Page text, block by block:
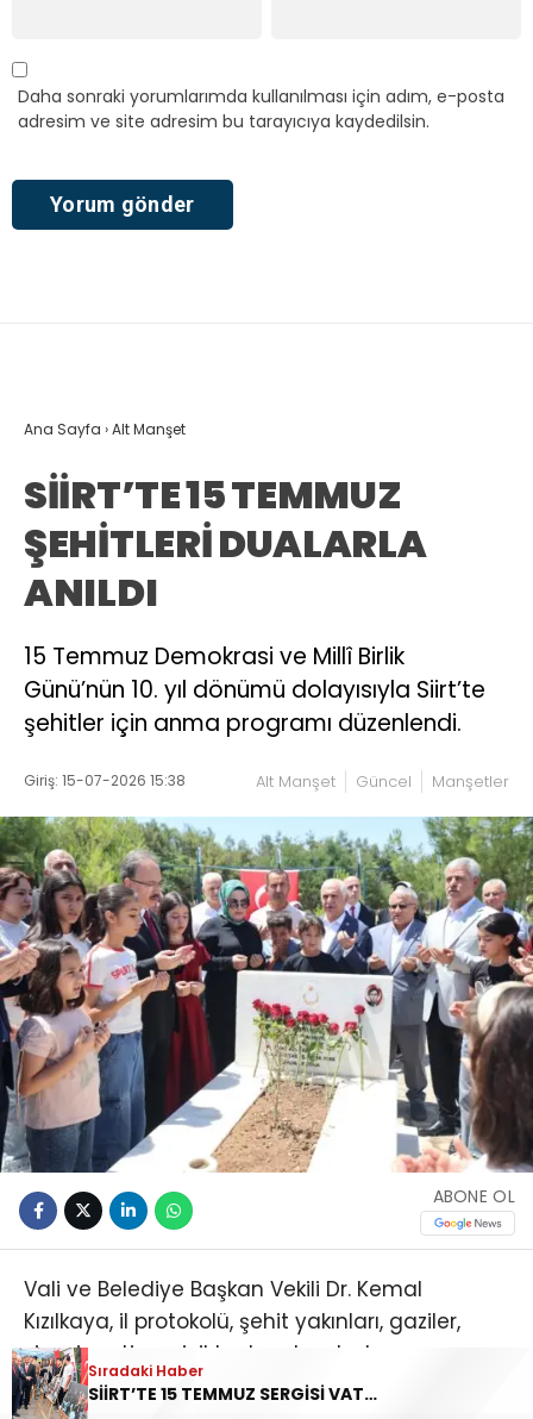
Sıradaki Haber
SİİRT’TE 15 TEMMUZ SERGİSİ VATANDAŞLARIN ZİYARETİNE AÇILDI
Daha sonraki yorumlarımda kullanılması için adım, e-posta
adresim ve site adresim bu tarayıcıya kaydedilsin.
Ana Sayfa ›Alt Manşet
SİİRT’TE 15 TEMMUZ
ŞEHİTLERİ DUALARLA
ANILDI
15 Temmuz Demokrasi ve Millî Birlik
Günü’nün 10. yıl dönümü dolayısıyla Siirt’te
şehitler için anma programı düzenlendi.
Giriş: 15-07-2026 15:38 Alt Manşet Güncel Manşetler
ABONE OL
Vali ve Belediye Başkan Vekili Dr. Kemal
Kızılkaya, il protokolü, şehit yakınları, gaziler,
siyasi parti ve sivil toplum kuruluşlarının
temsilcileri ile vatandaşların katılımıyla